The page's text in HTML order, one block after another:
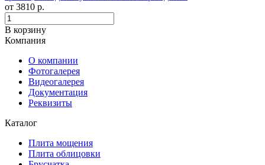
от 3810 р.
В корзину
Компания
О компании
Фотогалерея
Видеогалерея
Документация
Реквизиты
Каталог
Плита мощения
Плита облицовки